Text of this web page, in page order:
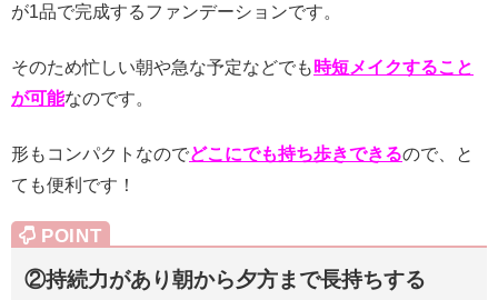
が1品で完成するファンデーションです。
そのため忙しい朝や急な予定などでも 時短メイクすること
が可能なのです。
形もコンパクトなのでどこにでも持ち歩きできるので、と
ても便利です！
②持続力があり朝から夕方まで長持ちする